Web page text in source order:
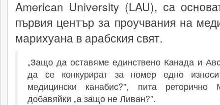
American University (LAU), са
първия център за проучвания на
марихуана в арабския свят.
„Защо да оставяме единствено Канада и
да се конкурират за номер едно
медицински канабис?”, пита реторично
добавяйки „а защо не Ливан?”.